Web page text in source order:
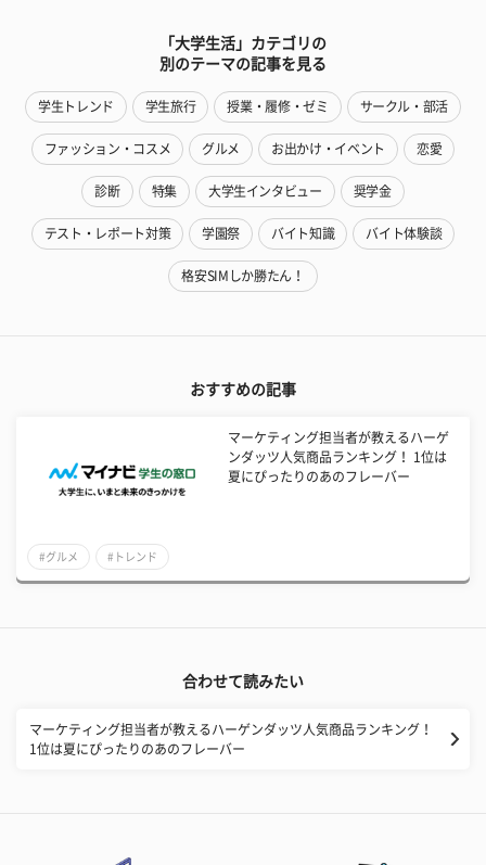
「大学生活」カテゴリの
別のテーマの記事を見る
学生トレンド 学生旅行 授業・履修・ゼミ サークル・部活
ファッション・コスメ グルメ お出かけ・イベント 恋愛
診断 特集 大学生インタビュー 奨学金
テスト・レポート対策 学園祭 バイト知識 バイト体験談
格安SIMしか勝たん！
おすすめの記事
マーケティング担当者が教えるハーゲ
ンダッツ人気商品ランキング！ 1位は
夏にぴったりのあのフレーバー
#グルメ #トレンド
合わせて読みたい
マーケティング担当者が教えるハーゲンダッツ人気商品ランキング！
1位は夏にぴったりのあのフレーバー